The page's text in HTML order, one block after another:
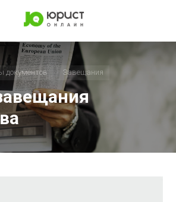
документов Завещания